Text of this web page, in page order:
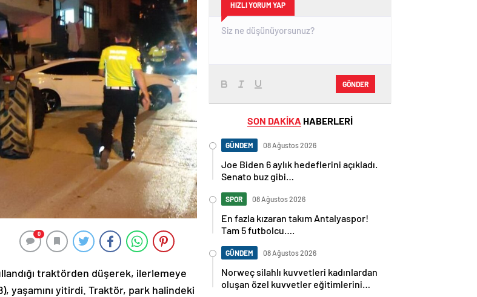
0
traktörden düşerek, ilerlemeye
yaşamını yitirdi. Traktör, park halindeki
HIZLI YORUM YAP
GÖNDER
SON DAKİKA HABERLERİ
GÜNDEM 08 Ağustos 2026
Joe Biden 6 aylık hedeflerini açıkladı.
Senato buz gibi…
SPOR 08 Ağustos 2026
En fazla kızaran takım Antalyaspor!
Tam 5 futbolcu….
GÜNDEM 08 Ağustos 2026
Norweç silahlı kuvvetleri kadınlardan
oluşan özel kuvvetler eğitimlerini